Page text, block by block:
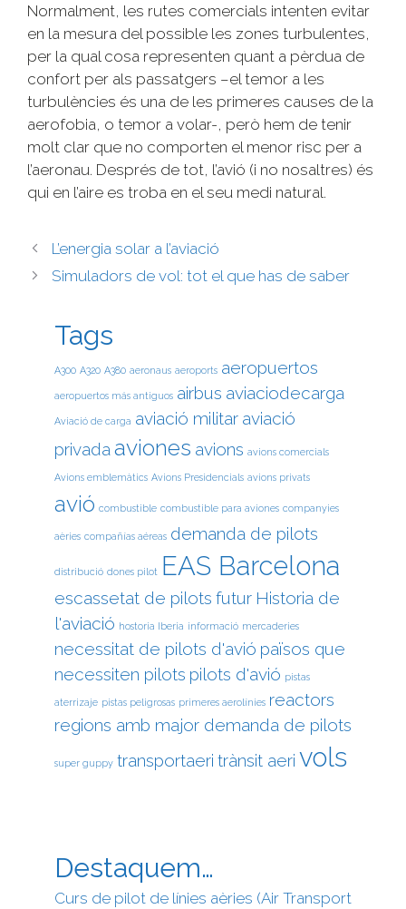
Normalment, les rutes comercials intenten evitar
en la mesura del possible les zones turbulentes,
per la qual cosa representen quant a pèrdua de
confort per als passatgers –el temor a les
turbulències és una de les primeres causes de la
aerofobia, o temor a volar-, però hem de tenir
molt clar que no comporten el menor risc per a
l’aeronau. Després de tot, l’avió (i no nosaltres) és
qui en l’aire es troba en el seu medi natural.
L’energia solar a l’aviació
Simuladors de vol: tot el que has de saber
Tags
A300 A320 A380 aeronaus aeroports aeropuertos
aeropuertos más antiguos airbus aviaciodecarga
Aviació de carga aviació militar aviació
privada aviones avions avions comercials
Avions emblemàtics Avions Presidencials avions privats
avió combustible combustible para aviones companyies
aèries compañías aéreas demanda de pilots
distribució dones pilot EAS Barcelona
escassetat de pilots futur Historia de
l'aviació hostoria Iberia informació mercaderies
necessitat de pilots d'avió països que
necessiten pilots pilots d'avió pistas
aterrizaje pistas peligrosas primeres aerolínies reactors
regions amb major demanda de pilots
super guppy transportaeri trànsit aeri vols
Destaquem…
Curs de pilot de línies aèries (Air Transport